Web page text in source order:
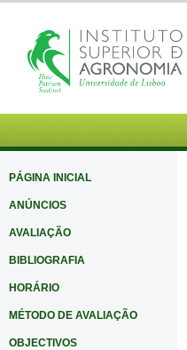
PÁGINA INICIAL
ANÚNCIOS
AVALIAÇÃO
BIBLIOGRAFIA
HORÁRIO
MÉTODO DE AVALIAÇÃO
OBJECTIVOS